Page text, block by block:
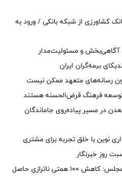
کشاورزی از شبکه بانکی / ورود به
آگاهی‌بخش و مسئولیت‌مدار
بیمه‌گران ایران
رسانه‌های متعهد ممکن نیست
فرهنگ قرض‌الحسنه هستند
در مسیر پیاده‌روی جاماندگان
نوین با خلق تجربه برای مشتری
روز خبرنگار
نماینده مردم خلخال و کوثر در مجلس: کاهش ۱۰۰ همتی ناترازی حاصل